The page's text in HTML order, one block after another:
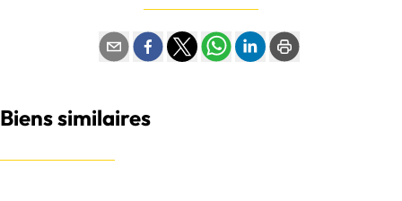
Biens similaires